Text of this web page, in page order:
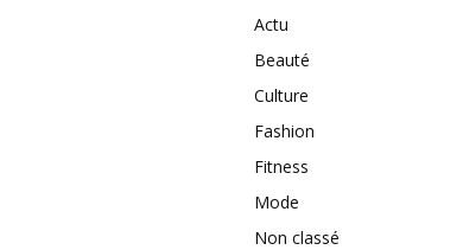
Actu
Beauté
Culture
Fashion
Fitness
Mode
Non classé